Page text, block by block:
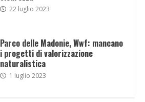
22 luglio 2023
Parco delle Madonie, Wwf: mancano
i progetti di valorizzazione
naturalistica
1 luglio 2023